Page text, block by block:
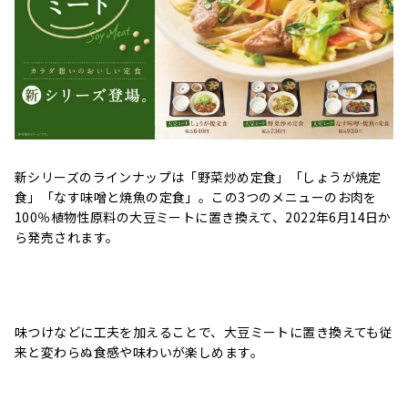
新シリーズのラインナップは「野菜炒め定食」「しょうが焼定
食」「なす味噌と焼魚の定食」。この3つのメニューのお肉を
100％植物性原料の大豆ミートに置き換えて、2022年6月14日か
ら発売されます。
味つけなどに工夫を加えることで、大豆ミートに置き換えても従
来と変わらぬ食感や味わいが楽しめます。